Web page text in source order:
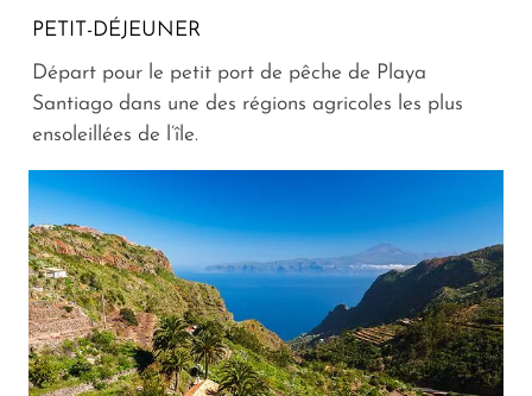
PETIT-DÉJEUNER
Départ pour le petit port de pêche de Playa
Santiago dans une des régions agricoles les plus
ensoleillées de l’île.